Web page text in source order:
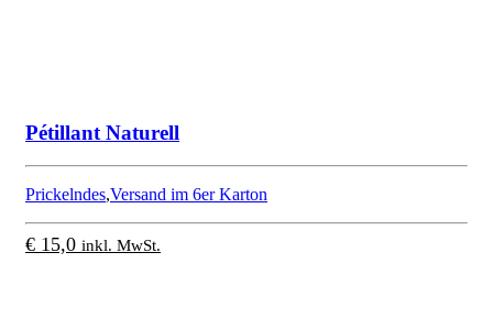
Pétillant Naturell
Prickelndes,Versand im 6er Karton
€ 15,0 inkl. MwSt.